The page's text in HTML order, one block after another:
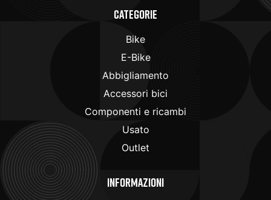
Categorie
Bike
E-Bike
Abbigliamento
Accessori bici
Componenti e ricambi
Usato
Outlet
Informazioni